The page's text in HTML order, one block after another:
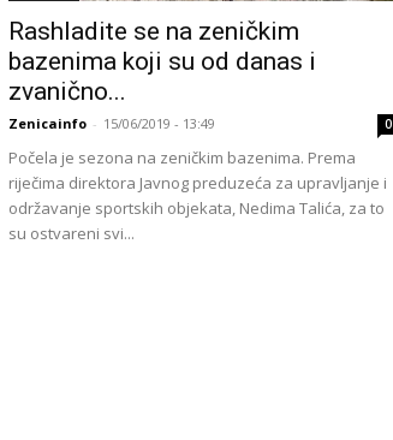
Rashladite se na zeničkim
bazenima koji su od danas i
zvanično...
Zenicainfo - 15/06/2019 - 13:49 0
Počela je sezona na zeničkim bazenima. Prema
riječima direktora Javnog preduzeća za upravljanje i
održavanje sportskih objekata, Nedima Talića, za to
su ostvareni svi...